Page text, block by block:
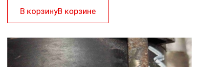
В корзинуВ корзине